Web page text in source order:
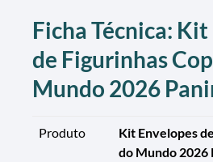
Ficha Técnica:
de Figurinhas
Mundo 2026
Produto
Kit Envelopes
do Mundo 2026